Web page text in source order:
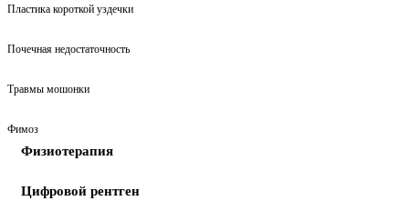
Пластика короткой уздечки
Почечная недостаточность
Травмы мошонки
Фимоз
Физиотерапия
Цифровой рентген